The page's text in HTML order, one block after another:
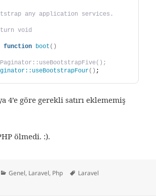
any application services.
void
function boot ()
() ;
4’e göre gerekli satırı eklememiş
ölmedi. :).
Kategoriler
Genel, Laravel, Php Etiketler
Laravel
ile Pagination(Sayfalama) için